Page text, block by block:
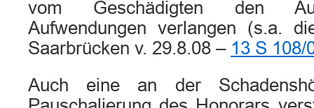
vom Geschädigten den
Aufwendungen verlangen (s.a.
Saarbrücken v. 29.8.08 – 13 S 108/
Auch eine an der